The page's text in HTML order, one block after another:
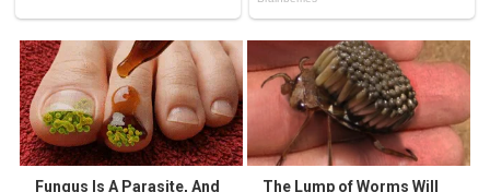
Fungus Is A Parasite, And
The Lump of Worms Will